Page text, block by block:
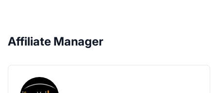
Affiliate Manager